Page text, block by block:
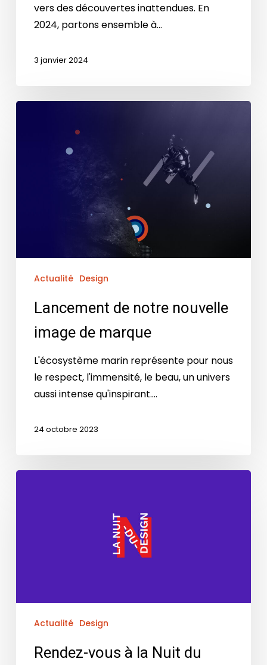
vers des découvertes inattendues. En
2024, partons ensemble à…
3 janvier 2024
Actualité Design
Lancement de notre nouvelle
image de marque
L'écosystème marin représente pour nous
le respect, l'immensité, le beau, un univers
aussi intense qu'inspirant.…
24 octobre 2023
Actualité Design
Rendez-vous à la Nuit du